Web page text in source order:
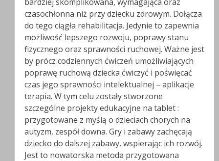
czasochłonna niż przy dziecku zdrowym. Dołącza
do tego ciągła rehabilitacja. Jedynie to zapewnia
możliwość lepszego rozwoju, poprawy stanu
fizycznego oraz sprawności ruchowej. Ważne jest
by prócz codziennych ćwiczeń umożliwiających
poprawę ruchową dziecka ćwiczyć i poświęcać
czas jego sprawności intelektualnej – aplikacje
terapia. W tym celu zostały stworzone
szczególne projekty edukacyjne na tablet :
przygotowane z myślą o dzieciach chorych na
autyzm, zespół downa. Gry i zabawy zachęcają
dziecko do dalszej zabawy, wspierając ich rozwój.
Jest to nowatorska metoda przygotowana